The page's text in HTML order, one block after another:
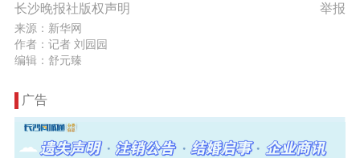
举报
长沙晚报社版权声明
来源：新华网
作者：记者 刘园园
编辑：舒元臻
广告